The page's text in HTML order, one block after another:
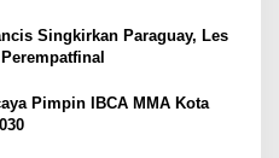
Singkirkan Paraguay, Les
Pimpin IBCA MMA Kota